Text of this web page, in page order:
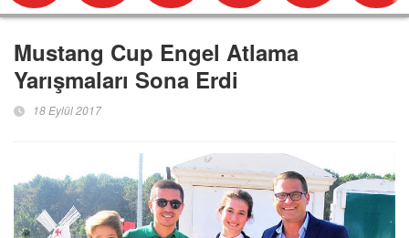
Mustang Cup Engel Atlama
Yarışmaları Sona Erdi
18 Eylül 2017